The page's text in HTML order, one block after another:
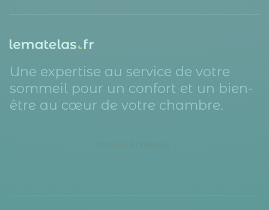
Une expertise au service de votre
sommeil pour un confort et un bien-
être au cœur de votre chambre.